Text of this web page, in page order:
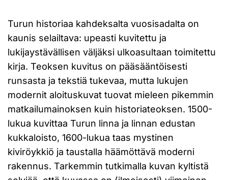
Turun historiaa kahdeksalta vuosisadalta on
kaunis selailtava: upeasti kuvitettu ja
lukijaystävällisen väljäksi ulkoasultaan toimitettu
kirja. Teoksen kuvitus on pääsääntöisesti
runsasta ja tekstiä tukevaa, mutta lukujen
modernit aloituskuvat tuovat mieleen pikemmin
matkailumainoksen kuin historiateoksen. 1500-
lukua kuvittaa Turun linna ja linnan edustan
kukkaloisto, 1600-lukua taas mystinen
kiviröykkiö ja taustalla häämöttävä moderni
rakennus. Tarkemmin tutkimalla kuvan kyltistä